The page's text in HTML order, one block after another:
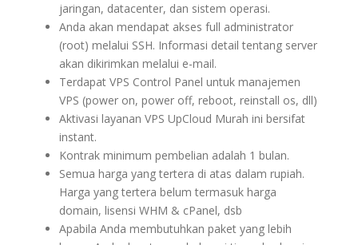
jaringan, datacenter, dan sistem operasi.
Anda akan mendapat akses full administrator
(root) melalui SSH. Informasi detail tentang server
akan dikirimkan melalui e-mail.
Terdapat VPS Control Panel untuk manajemen
VPS (power on, power off, reboot, reinstall os, dll)
Aktivasi layanan VPS UpCloud Murah ini bersifat
instant.
Kontrak minimum pembelian adalah 1 bulan.
Semua harga yang tertera di atas dalam rupiah.
Harga yang tertera belum termasuk harga
domain, lisensi WHM & cPanel, dsb
Apabila Anda membutuhkan paket yang lebih